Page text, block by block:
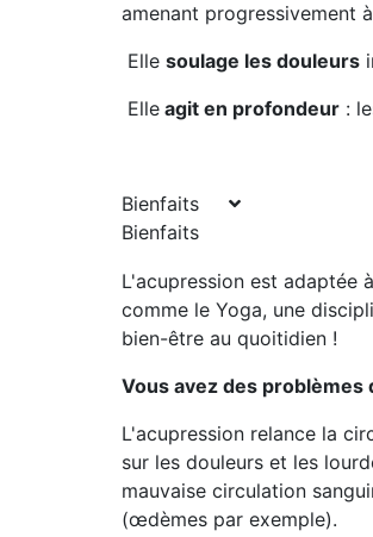
amenant progressivement
Elle soulage les douleurs
Elle agit en profondeur :
Bienfaits
Bienfaits
L'acupression est adaptée
comme le Yoga, une
bien-être au quoitidien !
Vous avez des problèmes
L'acupression relance la
sur les douleurs et les
mauvaise circulation
(œdèmes par exemple).